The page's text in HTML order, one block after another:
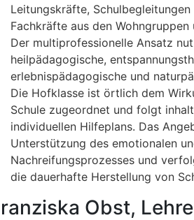
Leitungskräfte,
Fachkräfte aus den
Der multiprofessionelle Ansatz
heilpädagogische,
erlebnispädagogische und
Die Hofklasse ist örtlich dem
Schule zugeordnet und folgt
individuellen Hilfeplans. Das
Unterstützung des emotionalen
Nachreifungsprozesses und
die dauerhafte Herstellung von
Obst,